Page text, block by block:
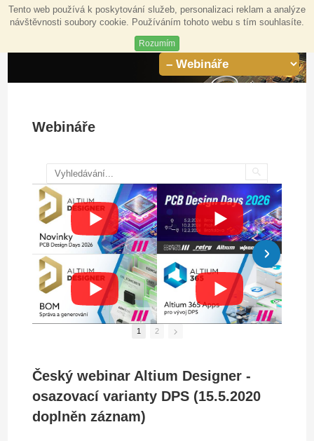
Tento web používá k poskytování služeb, personalizaci reklam a analýze
návštěvnosti soubory cookie. Používáním tohoto webu s tím souhlasíte.
Rozumím
Webináře
1 2
Český webinar Altium Designer -
osazovací varianty DPS (15.5.2020
doplněn záznam)